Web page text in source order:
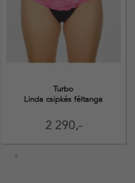
2 290,-
Turbo
Linda csipkés féltanga